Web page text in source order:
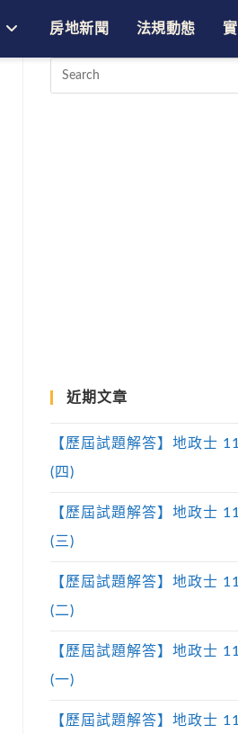
房地新聞 法規動態
近期文章
【歷屆試題解答】地政士
(四)
【歷屆試題解答】地政士
(三)
【歷屆試題解答】地政士
(二)
【歷屆試題解答】地政士
(一)
【歷屆試題解答】地政士